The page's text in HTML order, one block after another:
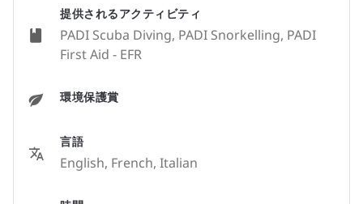
提供されるアクティビティ
PADI Scuba Diving, PADI Snorkelling, PADI
First Aid - EFR
環境保護賞
言語
English, French, Italian